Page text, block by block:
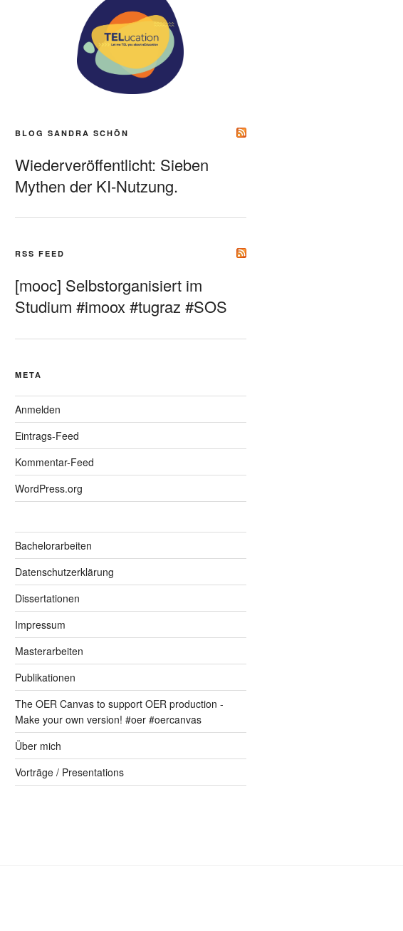
BLOG SANDRA SCHÖN
Wiederveröffentlicht: Sieben
Mythen der KI-Nutzung.
RSS FEED
[mooc] Selbstorganisiert im
Studium #imoox #tugraz #SOS
META
Anmelden
Eintrags-Feed
Kommentar-Feed
WordPress.org
Bachelorarbeiten
Datenschutzerklärung
Dissertationen
Impressum
Masterarbeiten
Publikationen
The OER Canvas to support OER production -
Make your own version! #oer #oercanvas
Über mich
Vorträge / Presentations